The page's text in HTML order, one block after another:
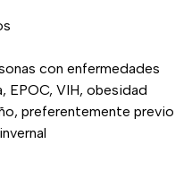
con enfermedades
EPOC, VIH, obesidad
preferentemente previo